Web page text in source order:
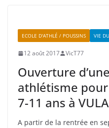
ECOLE D'ATHLÉ / POUSSINS VIE
12 août 2017 VicT77
Ouverture
athlétisme
7-11 ans à
A partir de la rentrée en